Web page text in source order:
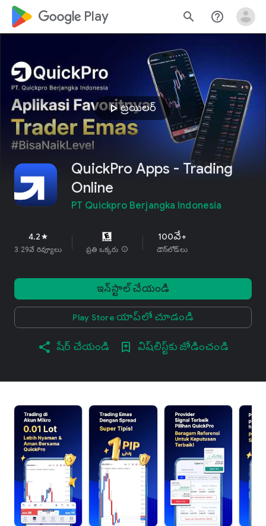
google_logo Play search help_outline
play_arrowట్రయిలర్
QuickPro Apps - Trading
Online
PT Quickpro Berjangka Indonesia
4.2 star
3.29వే రివ్యూలు ప్రతి ఒక్కరు info
100వే+
డౌన్‌లోడ్‌లు
ఇన్‌స్టాల్ చేయండి
Play Store యాప్‌లో చూడండి
షేర్ చేయండి విష్‌లిస్ట్‌కు జోడించండి